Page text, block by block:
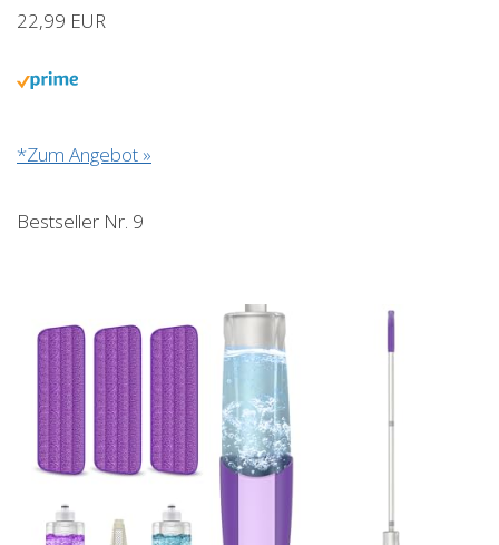
22,99 EUR
*Zum Angebot »
Bestseller Nr. 9